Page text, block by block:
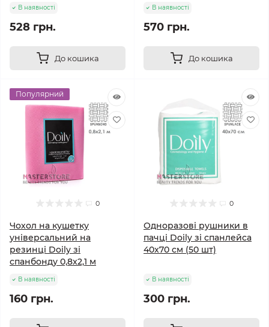
В наявності
528 грн.
До кошика
В наявності
570 грн.
До кошика
Популярний
0
Чохол на кушетку
універсальний на
резинці Doily зі
спанбонду 0,8x2,1 м
В наявності
160 грн.
0
Одноразові рушники в
пачці Doily зі спанлейса
40x70 см (50 шт)
В наявності
300 грн.